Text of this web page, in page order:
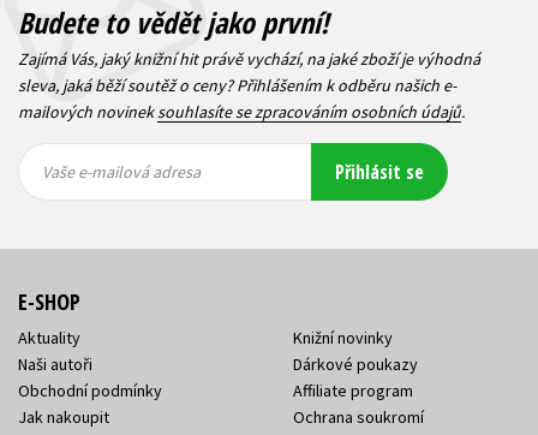
Budete to vědět jako první!
Zajímá Vás, jaký knižní hit právě vychází, na jaké zboží je výhodná
sleva, jaká běží soutěž o ceny? Přihlášením k odběru našich e-
mailových novineksouhlasíte se zpracováním osobních údajů.
mailová
mailová
Vaše e-mailová adresa Přihlásit se
E-SHOP
Aktuality
Naši autoři
Obchodní podmínky
Jak nakoupit
Knižní novinky
Dárkové poukazy
Affiliate program
Ochrana soukromí